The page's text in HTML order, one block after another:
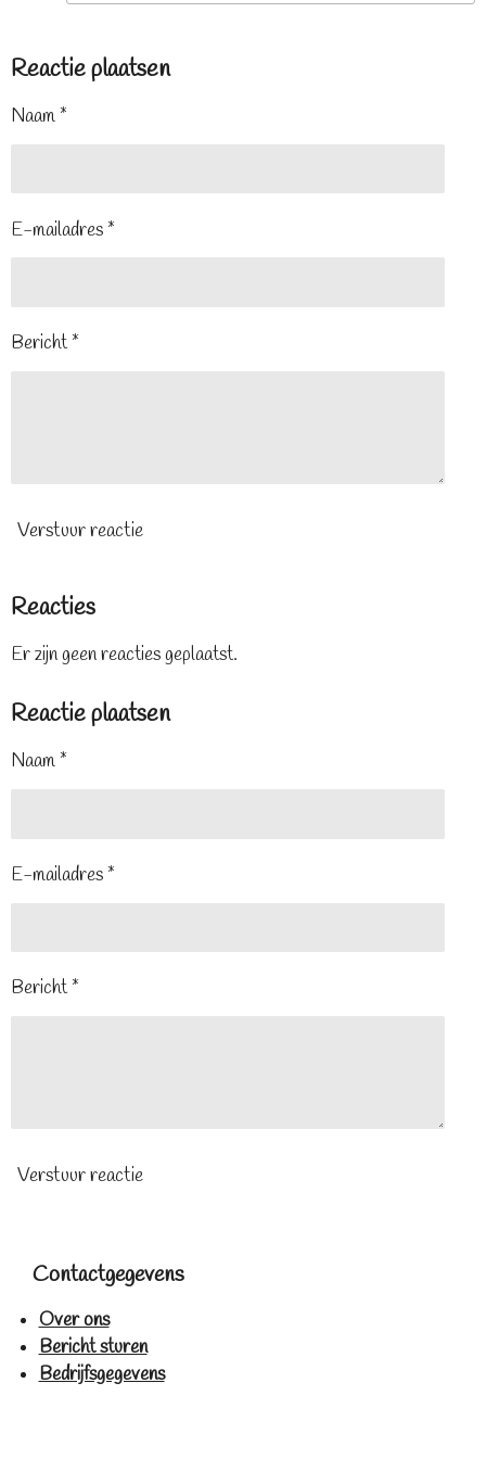
Reactie plaatsen
Naam *
E-mailadres *
Bericht *
Verstuur reactie
Reacties
Er zijn geen reacties geplaatst.
Reactie plaatsen
Naam *
E-mailadres *
Bericht *
Verstuur reactie
Contactgegevens
Over ons
Bericht sturen
Bedrijfsgegevens